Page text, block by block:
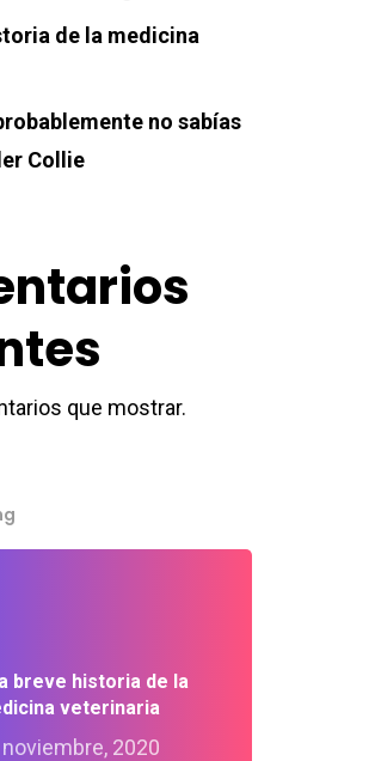
de la medicina
no sabías
Collie
que mostrar.
breve historia de la
veterinaria
2020